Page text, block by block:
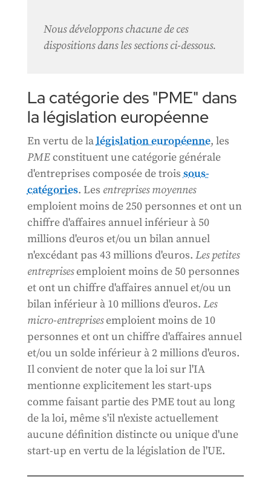
Nous développons chacune de ces
dispositions dans les sections ci-dessous.
La catégorie des "PME" dans
la législation européenne
En vertu de lalégislation européenne, les
PMEconstituent une catégorie générale
d'entreprises composée de trois sous-
catégories. Les entreprises moyennes
emploient moins de 250 personnes et ont un
chiffre d'affaires annuel inférieur à 50
millions d'euros et/ou un bilan annuel
n'excédant pas 43 millions d'euros. Les petites
entreprisesemploient moins de 50 personnes
et ont un chiffre d'affaires annuel et/ou un
bilan inférieur à 10 millions d'euros. Les
micro-entreprisesemploient moins de 10
personnes et ont un chiffre d'affaires annuel
et/ou un solde inférieur à 2 millions d'euros.
Il convient de noter que la loi sur l'IA
mentionne explicitement les start-ups
comme faisant partie des PME tout au long
de la loi, même s'il n'existe actuellement
aucune définition distincte ou unique d'une
start-up en vertu de la législation de l'UE.